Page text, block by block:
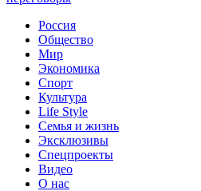
Россия
Общество
Мир
Экономика
Спорт
Культура
Life Style
Семья и жизнь
Эксклюзивы
Спецпроекты
Видео
О нас